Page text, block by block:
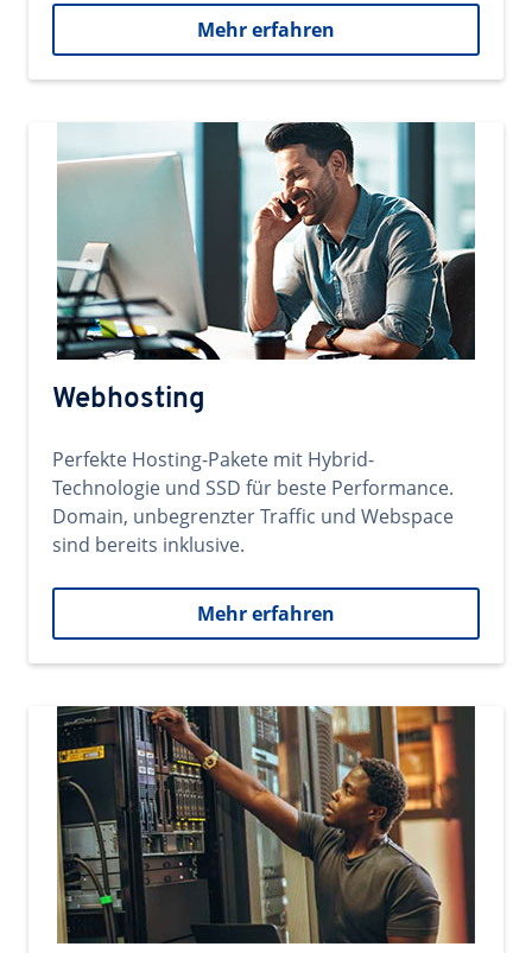
Mehr erfahren
Webhosting
Perfekte Hosting-Pakete mit Hybrid-
Technologie und SSD für beste Performance.
Domain, unbegrenzter Traffic und Webspace
sind bereits inklusive.
Mehr erfahren